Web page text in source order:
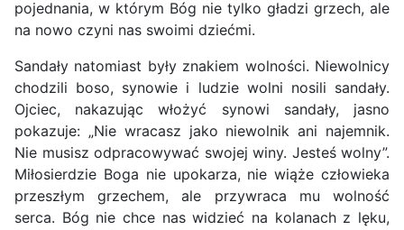
pojednania, w którym Bóg nie tylko gładzi grzech, ale
na nowo czyni nas swoimi dziećmi.
Sandały natomiast były znakiem wolności. Niewolnicy
chodzili boso, synowie i ludzie wolni nosili sandały.
Ojciec, nakazując włożyć synowi sandały, jasno
pokazuje: „Nie wracasz jako niewolnik ani najemnik.
Nie musisz odpracowywać swojej winy. Jesteś wolny”.
Miłosierdzie Boga nie upokarza, nie wiąże człowieka
przeszłym grzechem, ale przywraca mu wolność
serca. Bóg nie chce nas widzieć na kolanach z lęku,